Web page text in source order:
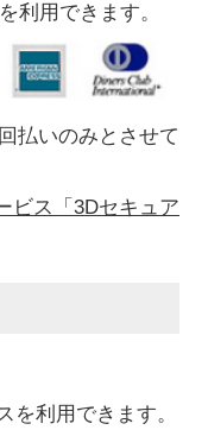
利用できます。
払いのみとさせて
ビス「3Dセキュア
を利用できます。